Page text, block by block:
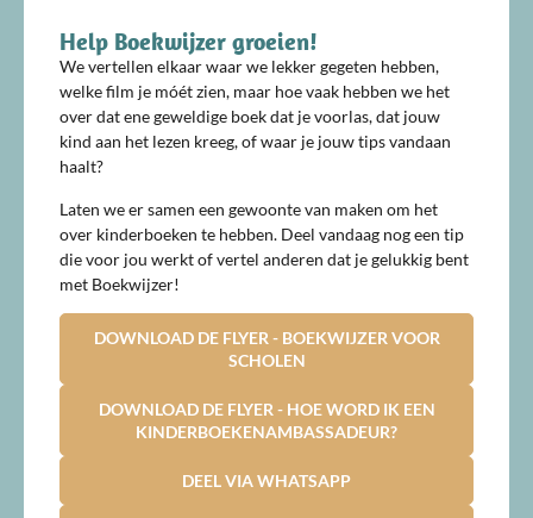
Help Boekwijzer groeien!
We vertellen elkaar waar we lekker gegeten hebben,
welke film je móét zien, maar hoe vaak hebben we het
over dat ene geweldige boek dat je voorlas, dat jouw
kind aan het lezen kreeg, of waar je jouw tips vandaan
haalt?
Laten we er samen een gewoonte van maken om het
over kinderboeken te hebben. Deel vandaag nog een tip
die voor jou werkt of vertel anderen dat je gelukkig bent
met Boekwijzer!
DOWNLOAD DE FLYER - BOEKWIJZER VOOR
SCHOLEN
DOWNLOAD DE FLYER - HOE WORD IK EEN
KINDERBOEKENAMBASSADEUR?
DEEL VIA WHATSAPP